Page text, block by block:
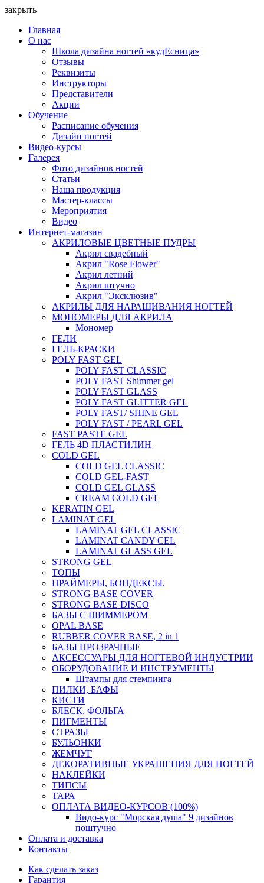
закрыть
Главная
О нас
Школа дизайна ногтей «кудЕсница»
Отзывы
Реквизиты
Инструкторы
Представители
Акции
Обучение
Расписание обучения
Дизайн ногтей
Видео-курсы
Галерея
Фото дизайнов ногтей
Статьи
Наша продукция
Мастер-классы
Мероприятия
Видео
Интернет-магазин
АКРИЛОВЫЕ ЦВЕТНЫЕ ПУДРЫ
Акрил свадебный
Акрил "Rose Flower"
Акрил летний
Акрил штучно
Акрил "Эксклюзив"
АКРИЛЫ ДЛЯ НАРАЩИВАНИЯ НОГТЕЙ
МОНОМЕРЫ ДЛЯ АКРИЛА
Мономер
ГЕЛИ
ГЕЛЬ-КРАСКИ
POLY FAST GEL
POLY FAST CLASSIC
POLY FAST Shimmer gel
POLY FAST GLASS
POLY FAST GLITTER GEL
POLY FAST/ SHINE GEL
POLY FAST / PEARL GEL
FAST PASTE GEL
ГЕЛЬ 4D ПЛАСТИЛИН
COLD GEL
COLD GEL CLASSIC
COLD GEL-FAST
COLD GEL GLASS
CREAM COLD GEL
KERATIN GEL
LAMINAT GEL
LAMINAT GEL CLASSIС
LAMINAT CANDY CEL
LAMINAT GLASS GEL
STRONG GEL
ТОПЫ
ПРАЙМЕРЫ, БОНДЕКСЫ.
STRONG BASE COVER
STRONG BASE DISCO
БАЗЫ С ШИММЕРОМ
OPAL BASE
RUBBER COVER BASE, 2 in 1
БАЗЫ ПРОЗРАЧНЫЕ
АКСЕССУАРЫ ДЛЯ НОГТЕВОЙ ИНДУСТРИИ
ОБОРУДОВАНИЕ И ИНСТРУМЕНТЫ
Штампы для стемпинга
ПИЛКИ, БАФЫ
КИСТИ
БЛЕСК, ФОЛЬГА
ПИГМЕНТЫ
СТРАЗЫ
БУЛЬОНКИ
ЖЕМЧУГ
ДЕКОРАТИВНЫЕ УКРАШЕНИЯ ДЛЯ НОГТЕЙ
НАКЛЕЙКИ
ТИПСЫ
ТАРА
ОПЛАТА ВИДЕО-КУРСОВ (100%)
Видо-курс "Морская душа" 9 дизайнов
поштучно
Оплата и доставка
Контакты
Как сделать заказ
Гарантия